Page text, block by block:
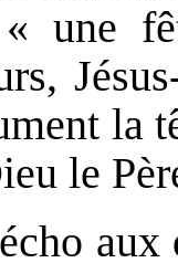
une
la
le
aux